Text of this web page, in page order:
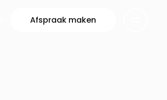
Afspraak maken